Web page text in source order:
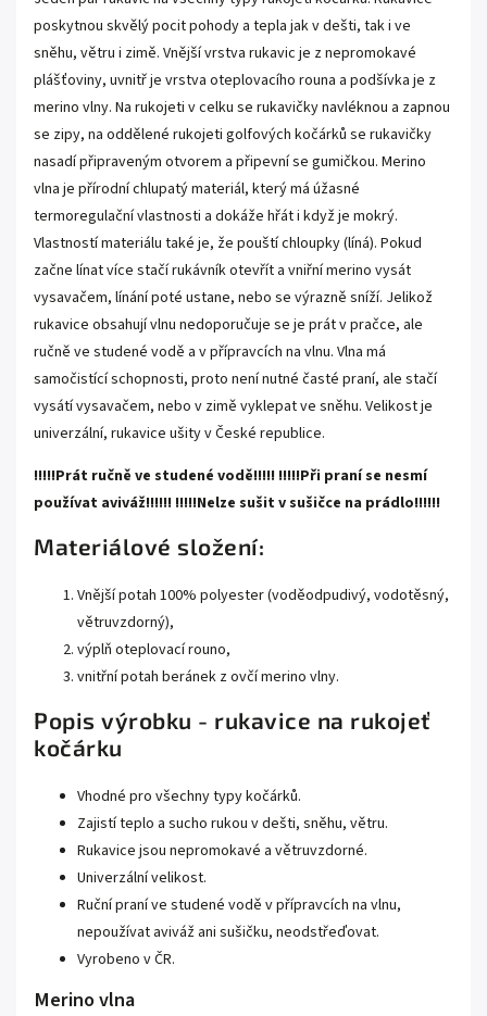
poskytnou skvělý pocit pohody a tepla jak v dešti, tak i ve
sněhu, větru i zimě. Vnější vrstva rukavic je z nepromokavé
plášťoviny, uvnitř je vrstva oteplovacího rouna a podšívka je z
merino vlny. Na rukojeti v celku se rukavičky navléknou a zapnou
se zipy, na oddělené rukojeti golfových kočárků se rukavičky
nasadí připraveným otvorem a připevní se gumičkou. Merino
vlna je přírodní chlupatý materiál, který má úžasné
termoregulační vlastnosti a dokáže hřát i když je mokrý.
Vlastností materiálu také je, že pouští chloupky (líná). Pokud
začne línat více stačí rukávník otevřít a vniřní merino vysát
vysavačem, línání poté ustane, nebo se výrazně sníží. Jelikož
rukavice obsahují vlnu nedoporučuje se je prát v pračce, ale
ručně ve studené vodě a v přípravcích na vlnu. Vlna má
samočistící schopnosti, proto není nutné časté praní, ale stačí
vysátí vysavačem, nebo v zimě vyklepat ve sněhu. Velikost je
univerzální, rukavice ušity v České republice.
!!!!!Prát ručně ve studené vodě!!!!! !!!!!Při praní se nesmí
používat aviváž!!!!!! !!!!!Nelze sušit v sušičce na prádlo!!!!!!
Materiálové složení:
Vnější potah 100% polyester (voděodpudivý, vodotěsný,
větruvzdorný),
výplň oteplovací rouno,
vnitřní potah beránek z ovčí merino vlny.
Popis výrobku - rukavice na rukojeť
kočárku
Vhodné pro všechny typy kočárků.
Zajistí teplo a sucho rukou v dešti, sněhu, větru.
Rukavice jsou nepromokavé a větruvzdorné.
Univerzální velikost.
Ruční praní ve studené vodě v přípravcích na vlnu,
nepoužívat aviváž ani sušičku, neodstřeďovat.
Vyrobeno v ČR.
Merino vlna